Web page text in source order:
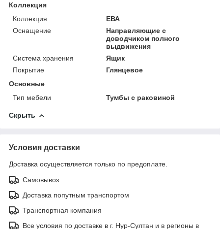
Коллекция
Коллекция
ЕВА
Оснащение
Направляющие с
доводчиком полного
выдвижения
Система хранения
Ящик
Покрытие
Глянцевое
Основные
Тип мебели
Тумбы с раковиной
Скрыть
Условия доставки
Доставка осуществляется только по предоплате.
Самовывоз
Доставка попутным транспортом
Транспортная компания
Все условия по доставке в г. Нур-Султан и в регионы в